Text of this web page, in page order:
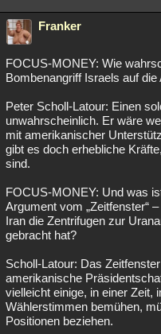
Franker
FOCUS-MONEY: Wie
Bombenangriff Israels auf
Peter Scholl-Latour: Einen
unwahrscheinlich. Er wäre
mit amerikanischer
gibt es doch erhebliche
sind.
FOCUS-MONEY: Und was
Argument vom „Zeitfenster“
Iran die Zentrifugen zur
gebracht hat?
Scholl-Latour: Das
amerikanische
vielleicht einige, in einer Zeit,
Wählerstimmen bemühen,
Positionen beziehen.